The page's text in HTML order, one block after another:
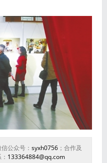
公众号： syxh0756；合作及
133364884@qq.com